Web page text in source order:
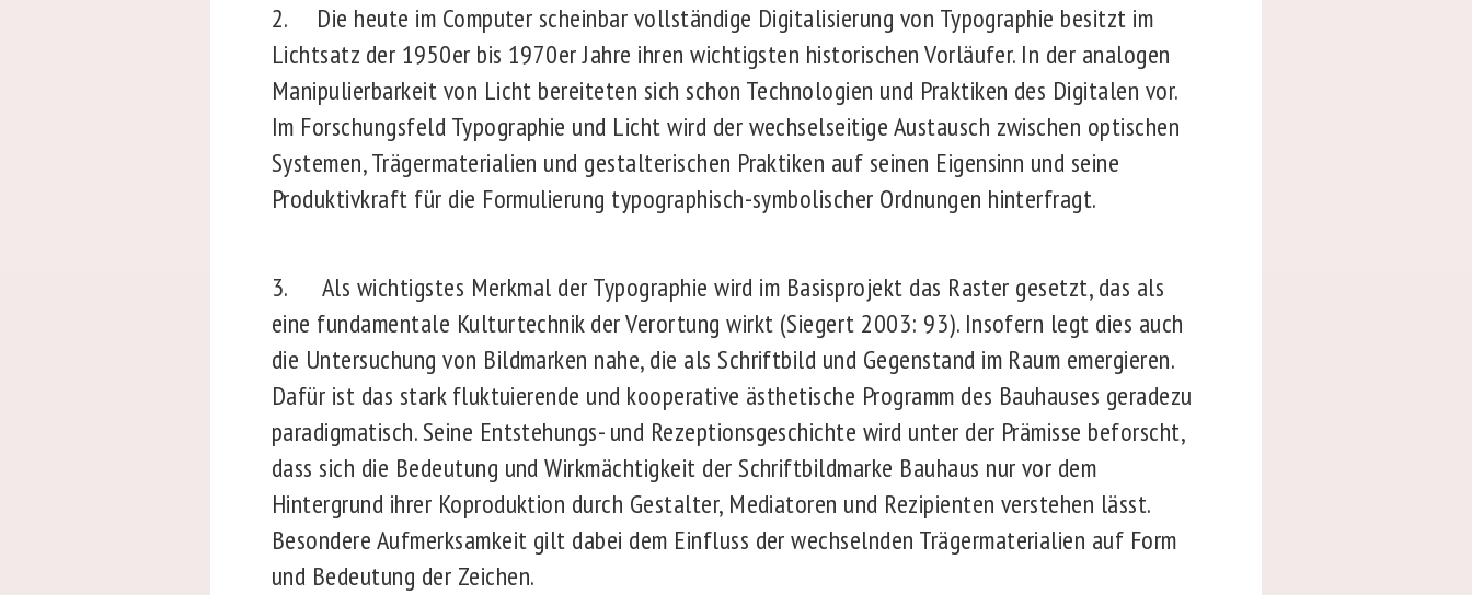
2. Die heute im Computer scheinbar vollständige Digitalisierung von Typographie besitzt im
Lichtsatz der 1950er bis 1970er Jahre ihren wichtigsten historischen Vorläufer. In der analogen
Manipulierbarkeit von Licht bereiteten sich schon Technologien und Praktiken des Digitalen vor.
Im Forschungsfeld Typographie und Licht wird der wechselseitige Austausch zwischen optischen
Systemen, Trägermaterialien und gestalterischen Praktiken auf seinen Eigensinn und seine
Produktivkraft für die Formulierung typographisch-symbolischer Ordnungen hinterfragt.
3. Als wichtigstes Merkmal der Typographie wird im Basisprojekt das Raster gesetzt, das als
eine fundamentale Kulturtechnik der Verortung wirkt (Siegert 2003: 93). Insofern legt dies auch
die Untersuchung von Bildmarken nahe, die als Schriftbild und Gegenstand im Raum emergieren.
Dafür ist das stark fluktuierende und kooperative ästhetische Programm des Bauhauses geradezu
paradigmatisch. Seine Entstehungs- und Rezeptionsgeschichte wird unter der Prämisse beforscht,
dass sich die Bedeutung und Wirkmächtigkeit der Schriftbildmarke Bauhaus nur vor dem
Hintergrund ihrer Koproduktion durch Gestalter, Mediatoren und Rezipienten verstehen lässt.
Besondere Aufmerksamkeit gilt dabei dem Einfluss der wechselnden Trägermaterialien auf Form
und Bedeutung der Zeichen.